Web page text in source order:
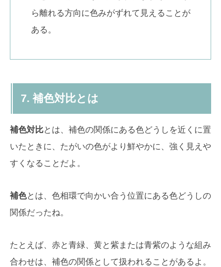
ら離れる方向に色みがずれて見えることが
ある。
7. 補色対比とは
補色対比とは、補色の関係にある色どうしを近くに置
いたときに、たがいの色がより鮮やかに、強く見えや
すくなることだよ。
補色とは、色相環で向かい合う位置にある色どうしの
関係だったね。
たとえば、赤と青緑、黄と紫または青紫のような組み
合わせは、補色の関係として扱われることがあるよ。